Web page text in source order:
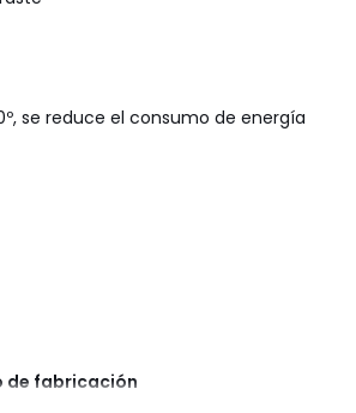
se reduce el consumo de energía
de fabricación
confección): Bangladesh